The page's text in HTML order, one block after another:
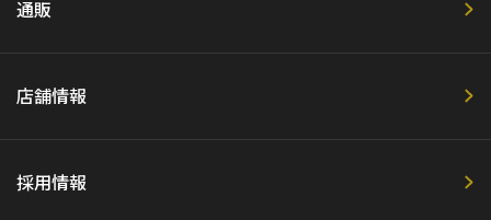
通販
店舗情報
採用情報